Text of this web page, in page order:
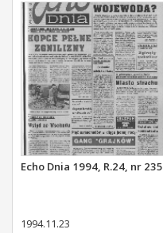
Echo Dnia 1994, R.24, nr 235
1994.11.23